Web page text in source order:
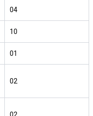
04
10
01
02
02